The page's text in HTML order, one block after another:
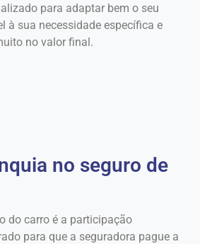
para adaptar bem o seu
à sua necessidade específica e
no valor final.
no seguro de
do carro é a participação
para que a seguradora pague a